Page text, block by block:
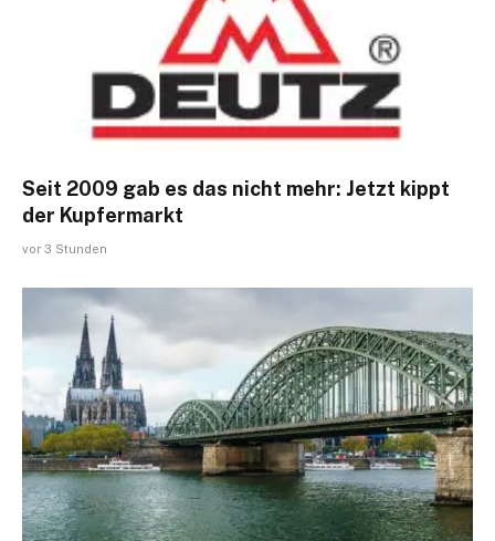
Seit 2009 gab es das nicht mehr: Jetzt kippt
der Kupfermarkt
vor 3 Stunden